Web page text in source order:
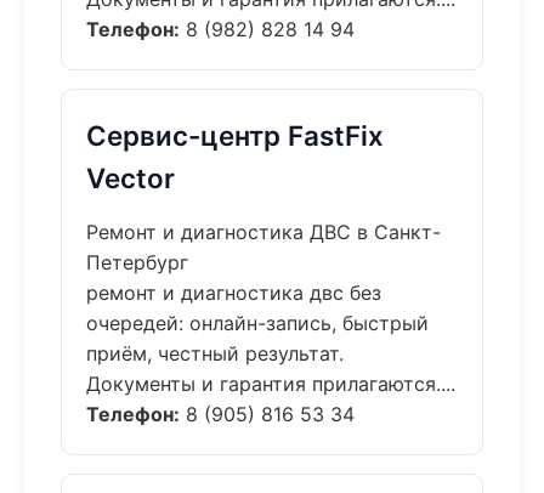
Телефон: 8 (982) 828 14 94
Сервис-центр FastFix
Vector
Ремонт и диагностика ДВС в Санкт-
Петербург
ремонт и диагностика двс без
очередей: онлайн-запись, быстрый
приём, честный результат.
Документы и гарантия прилагаются....
Телефон: 8 (905) 816 53 34